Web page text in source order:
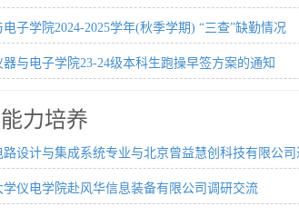
子学院2024-2025学年(秋季学期) “三查”缺勤情况
器与电子学院23-24级本科生跑操早签方案的通知
力培养
路设计与集成系统专业与北京曾益慧创科技有限公
学仪电学院赴风华信息装备有限公司调研交流